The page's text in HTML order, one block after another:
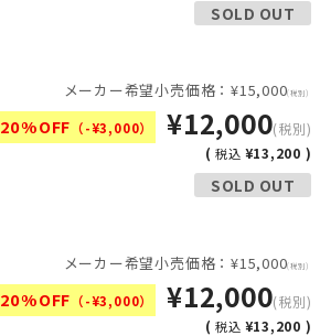
SOLD OUT
メーカー希望小売価格：¥15,000(税別)
20%OFF （-¥3,000） ¥12,000(税別)
(税込 ¥13,200 )
SOLD OUT
メーカー希望小売価格：¥15,000(税別)
20%OFF （-¥3,000） ¥12,000(税別)
(税込 ¥13,200 )